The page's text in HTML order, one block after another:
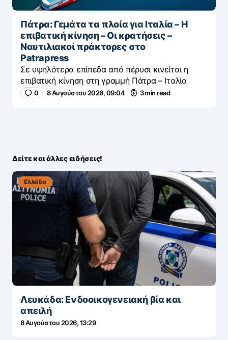
Πάτρα: Γεμάτα τα πλοία για Ιταλία – Η
επιβατική κίνηση – Οι κρατήσεις –
Ναυτιλιακοί πράκτορες στο
Patrapress
Σε υψηλότερα επίπεδα από πέρυσι κινείται η
επιβατική κίνηση στη γραμμή Πάτρα – Ιταλία
0 8 Αυγούστου 2026, 09:04 3 min read
Δείτε και άλλες ειδήσεις!
Ελλάδα
Λευκάδα: Ενδοοικογενειακή βία και
απειλή
8 Αυγούστου 2026, 13:29